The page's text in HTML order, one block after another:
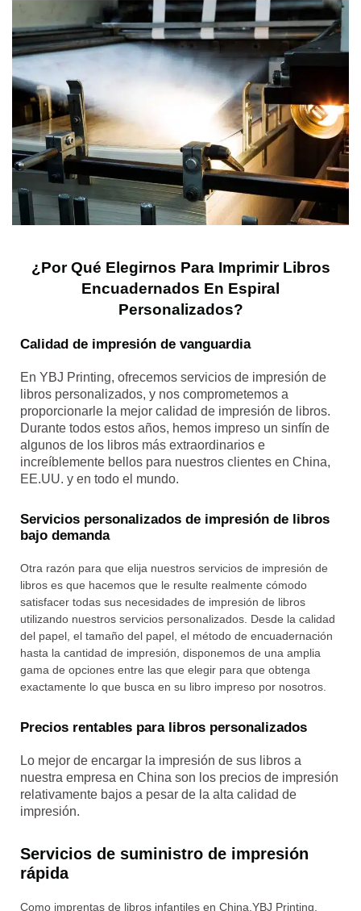
¿Por Qué Elegirnos Para Imprimir Libros
Encuadernados En Espiral
Personalizados?
Calidad de impresión de vanguardia
En YBJ Printing, ofrecemos servicios de impresión de
libros personalizados, y nos comprometemos a
proporcionarle la mejor calidad de impresión de libros.
Durante todos estos años, hemos impreso un sinfín de
algunos de los libros más extraordinarios e
increíblemente bellos para nuestros clientes en China,
EE.UU. y en todo el mundo.
Servicios personalizados de impresión de libros
bajo demanda
Otra razón para que elija nuestros servicios de impresión de
libros es que hacemos que le resulte realmente cómodo
satisfacer todas sus necesidades de impresión de libros
utilizando nuestros servicios personalizados. Desde la calidad
del papel, el tamaño del papel, el método de encuadernación
hasta la cantidad de impresión, disponemos de una amplia
gama de opciones entre las que elegir para que obtenga
exactamente lo que busca en su libro impreso por nosotros.
Precios rentables para libros personalizados
Lo mejor de encargar la impresión de sus libros a
nuestra empresa en China son los precios de impresión
relativamente bajos a pesar de la alta calidad de
impresión.
Servicios de suministro de impresión
rápida
Como imprentas de libros infantiles en China,YBJ Printing,